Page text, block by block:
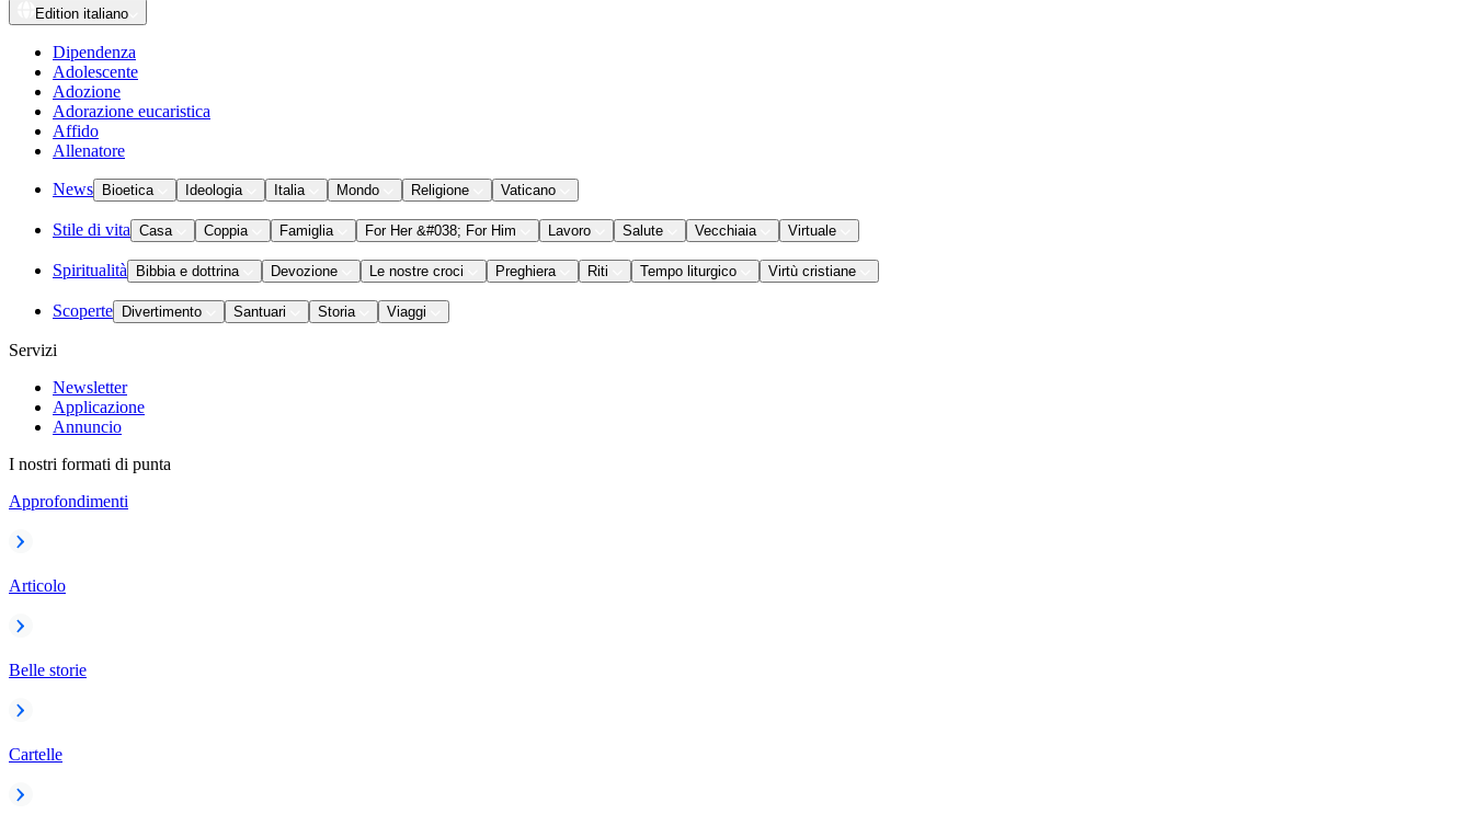
Edition italiano
Dipendenza
Adolescente
Adozione
Adorazione eucaristica
Affido
Allenatore
News Bioetica Ideologia Italia Mondo Religione Vaticano
Stile di vita Casa Coppia Famiglia For Her &#038; For Him Lavoro Salute Vecchiaia Virtuale
Spiritualità Bibbia e dottrina Devozione Le nostre croci Preghiera Riti Tempo liturgico Virtù cristiane
Scoperte Divertimento Santuari Storia Viaggi
Servizi
Newsletter
Applicazione
Annuncio
I nostri formati di punta
Approfondimenti
Articolo
Belle storie
Cartelle